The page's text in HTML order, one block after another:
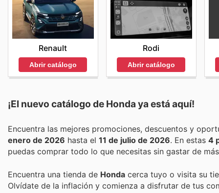
Renault
Abrir catálogo
Rodi
Abrir catálogo
¡El nuevo catálogo de Honda ya está aquí!
enero de 2026 hasta el 11 de julio de 2026 . En estas 4
puedas comprar todo lo que necesitas sin gastar de
Encuentra una tienda de Honda cerca tuyo o visita su
Olvídate de la inflación y comienza a disfrutar de tus